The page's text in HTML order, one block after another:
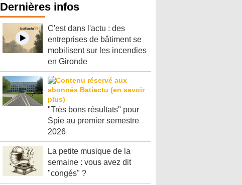
Dernières infos
C'est dans l'actu : des
entreprises de bâtiment se
mobilisent sur les incendies
en Gironde
"Très bons résultats" pour
Spie au premier semestre
2026
La petite musique de la
semaine : vous avez dit
"congés" ?